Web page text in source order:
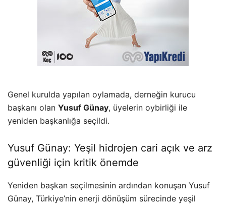
Genel kurulda yapılan oylamada, derneğin kurucu
başkanı olan Yusuf Günay, üyelerin oybirliği ile
yeniden başkanlığa seçildi.
Yusuf Günay: Yeşil hidrojen cari açık ve arz
güvenliği için kritik önemde
Yeniden başkan seçilmesinin ardından konuşan Yusuf
Günay, Türkiye’nin enerji dönüşüm sürecinde yeşil